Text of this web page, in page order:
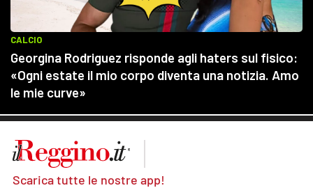
Scarica tutte le nostre app!